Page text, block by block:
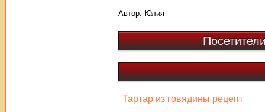
Автор: Юлия
Тартар из говядины рецепт